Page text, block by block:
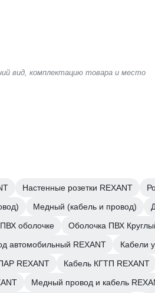
вид, комплектацию товара и место
Настенные розетки REXANT
Медный (кабель и провод)
оболочке Оболочка ПВХ
автомобильный REXANT Кабели
REXANT Кабель КГТП REXANT
Медный провод и кабель